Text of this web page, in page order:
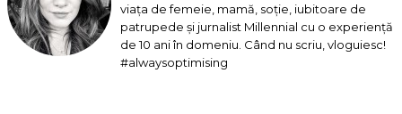
viața de femeie, mamă, soție, iubitoare de
patrupede și jurnalist Millennial cu o experiență
de 10 ani în domeniu. Când nu scriu, vloguiesc!
#alwaysoptimising